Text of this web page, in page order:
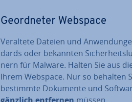
Ge­ord­ne­ter Webspace
Veraltete Dateien und
dards oder bekannten
nern für Malware. Halten Sie aus
Ihrem Webspace. Nur so behalten
bestimmte Dokumente und